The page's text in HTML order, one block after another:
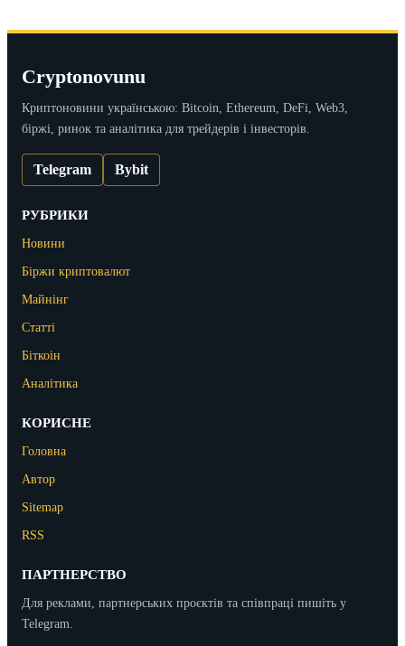
Cryptonovunu
Криптоновини українською: Bitcoin, Ethereum, DeFi, Web3,
біржі, ринок та аналітика для трейдерів і інвесторів.
Telegram Bybit
РУБРИКИ
Новини
Біржи криптовалют
Майнінг
Статті
Біткоін
Аналітика
КОРИСНЕ
Головна
Автор
Sitemap
RSS
ПАРТНЕРСТВО
Для реклами, партнерських проєктів та співпраці пишіть у
Telegram.